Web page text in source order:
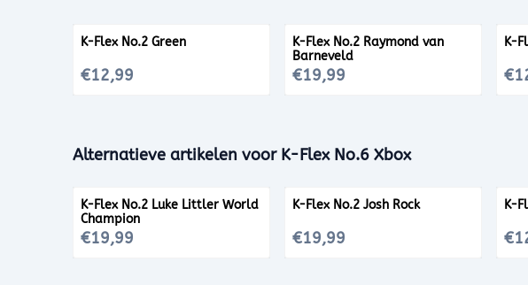
K-Flex No.2 Green
Prijs: 12,99
€12,99
K-Flex No.2 Raymond van
Barneveld
Prijs: 19,99
€19,99
K-
Alternatieve artikelen voor K-Flex No.6 Xbox
K-Flex No.2 Luke Littler World
Champion
Prijs: 19,99
€19,99
K-Flex No.2 Josh Rock
Prijs: 19,99
€19,99
K-